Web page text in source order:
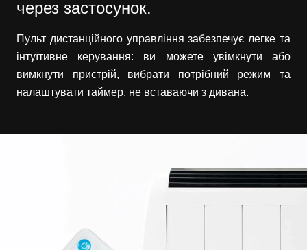
через застосунок.
Пульт дистанційного управління забезпечує легке та
інтуїтивне керування: ви можете увімкнути або
вимкнути пристрій, вибрати потрібний режим та
налаштувати таймер, не вставаючи з дивана.